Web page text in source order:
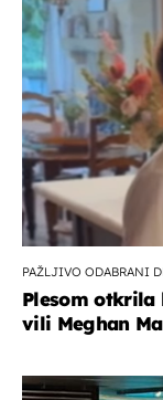
PAŽLJIVO ODABRANI
Plesom otkrila
vili Meghan